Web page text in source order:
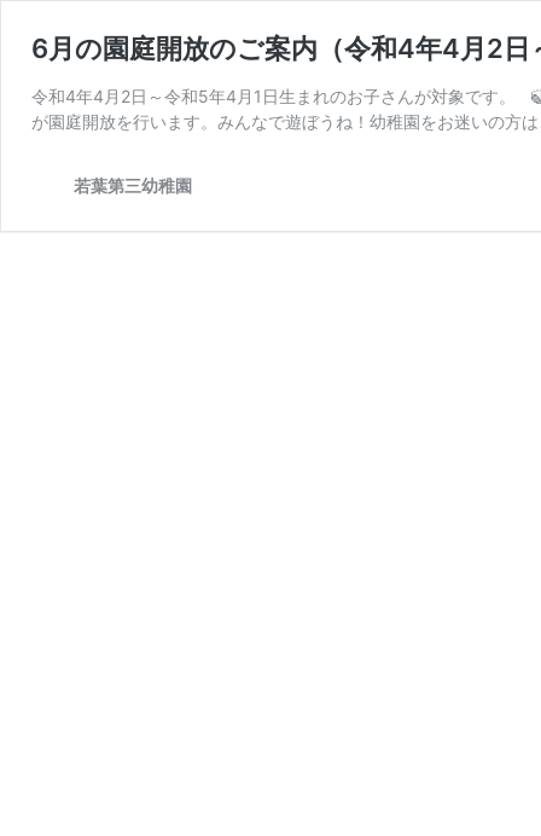
6月の園庭開放のご案内（令和4年4月2
令和4年4月2日～令和5年4月1日生まれのお子さんが対象です。
が園庭開放を行います。みんなで遊ぼうね！幼稚園をお迷いの方
若葉第三幼稚園